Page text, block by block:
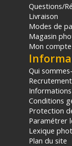
Questions/
Livraison
Modes de
Magasin
Mon compte
Qui
Recrutement
Conditions
Protection
Paramétrer
Lexique
Plan du site